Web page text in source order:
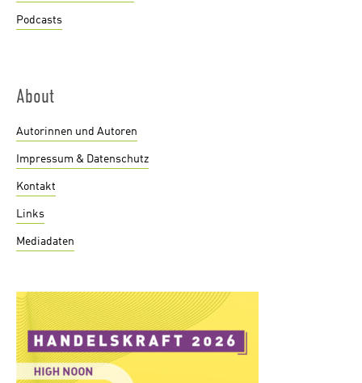
Podcasts
About
Autorinnen und Autoren
Impressum & Datenschutz
Kontakt
Links
Mediadaten